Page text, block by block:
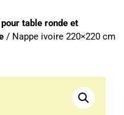
table ronde et
/ Nappe ivoire 220×220 cm